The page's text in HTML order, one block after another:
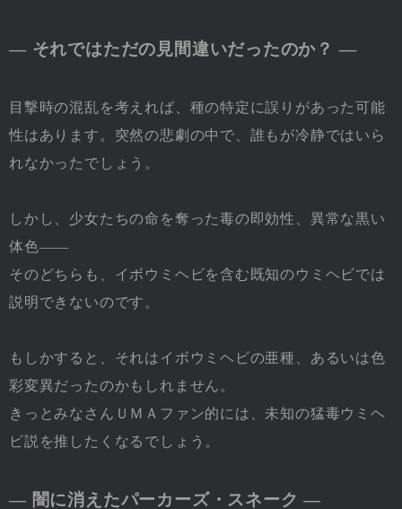
― それではただの見間違いだったのか？ ―
目撃時の混乱を考えれば、種の特定に誤りがあった可能
性はあります。突然の悲劇の中で、誰もが冷静ではいら
れなかったでしょう。
しかし、少女たちの命を奪った毒の即効性、異常な黒い
体色――
そのどちらも、イボウミヘビを含む既知のウミヘビでは
説明できないのです。
もしかすると、それはイボウミヘビの亜種、あるいは色
彩変異だったのかもしれません。
きっとみなさんＵＭＡファン的には、未知の猛毒ウミヘ
ビ説を推したくなるでしょう。
― 闇に消えたパーカーズ・スネーク ―